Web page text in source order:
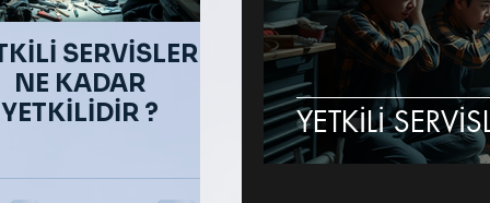
SERVİSLER
NE KADAR
YETKİLİDİR ?
GAZ KAÇAĞI - GAZ
TUZAĞI
YETKİLİ